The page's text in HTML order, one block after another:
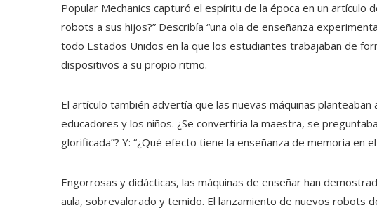
Popular Mechanics capturó el espíritu de la época en un artículo
robots a sus hijos?” Describía “una ola de enseñanza
todo Estados Unidos en la que los estudiantes trabajaban de
dispositivos a su propio ritmo.
El artículo también advertía que las nuevas máquinas planteaban
educadores y los niños. ¿Se convertiría la maestra, se
glorificada”? Y: “¿Qué efecto tiene la enseñanza de memoria en
Engorrosas y didácticas, las máquinas de enseñar han
aula, sobrevalorado y temido. El lanzamiento de nuevos robots